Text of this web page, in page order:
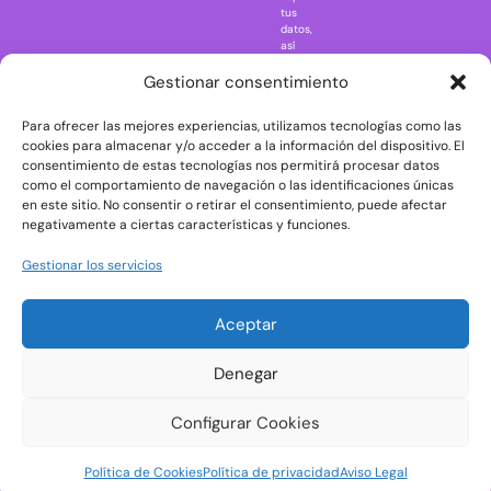
Gestionar consentimiento
Para ofrecer las mejores experiencias, utilizamos tecnologías como las
cookies para almacenar y/o acceder a la información del dispositivo. El
consentimiento de estas tecnologías nos permitirá procesar datos
como el comportamiento de navegación o las identificaciones únicas
en este sitio. No consentir o retirar el consentimiento, puede afectar
negativamente a ciertas características y funciones.
Gestionar los servicios
Aceptar
Denegar
Configurar Cookies
Política de CookiesPolítica de privacidadAviso Legal
Rick and
The Big Bang
Theory
The Blues
Brothers
The
The Shining
Derry
tus
datos,
así
ejercer
consultando
la
información
adicional
y
detallada
sobre